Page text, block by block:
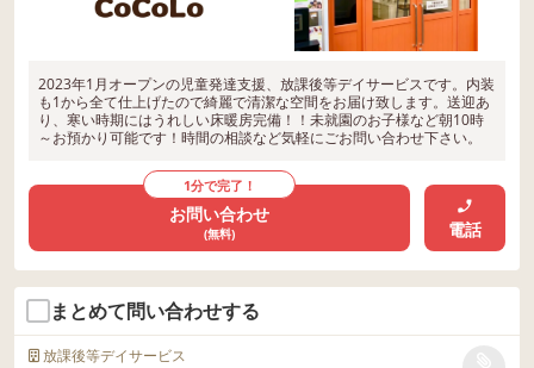
2023年1月オープンの児童発達支援、放課後等デイサービスです。内装
も1から全て仕上げたので綺麗で清潔な空間をお届け致します。送迎あ
り、寒い時期にはうれしい床暖房完備！！未就園のお子様など朝10時
～お預かり可能です！時間の相談など気軽にごお問い合わせ下さい。
1分で完了！
お問い合わせ
(無料) 電話
まとめて問い合わせする
放課後等デイサービス